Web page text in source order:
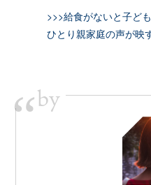
>>>給食がないと子ど
ひとり親家庭の声が映
“by